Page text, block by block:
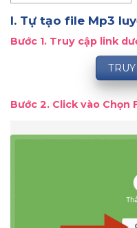
I. Tự tạo file Mp3
Bước 1. Truy cập link
Bước 2. Click vào Chọn